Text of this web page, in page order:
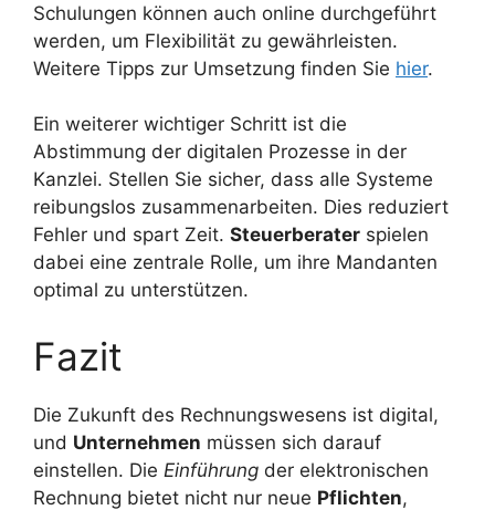
Schulungen können auch online durchgeführt
werden, um Flexibilität zu gewährleisten.
Weitere Tipps zur Umsetzung finden Sie hier.
Ein weiterer wichtiger Schritt ist die
Abstimmung der digitalen Prozesse in der
Kanzlei. Stellen Sie sicher, dass alle Systeme
reibungslos zusammenarbeiten. Dies reduziert
Fehler und spart Zeit. Steuerberater spielen
dabei eine zentrale Rolle, um ihre Mandanten
optimal zu unterstützen.
Fazit
Die Zukunft des Rechnungswesens ist digital,
und Unternehmen müssen sich darauf
einstellen. Die Einführung der elektronischen
Rechnung bietet nicht nur neue Pflichten,